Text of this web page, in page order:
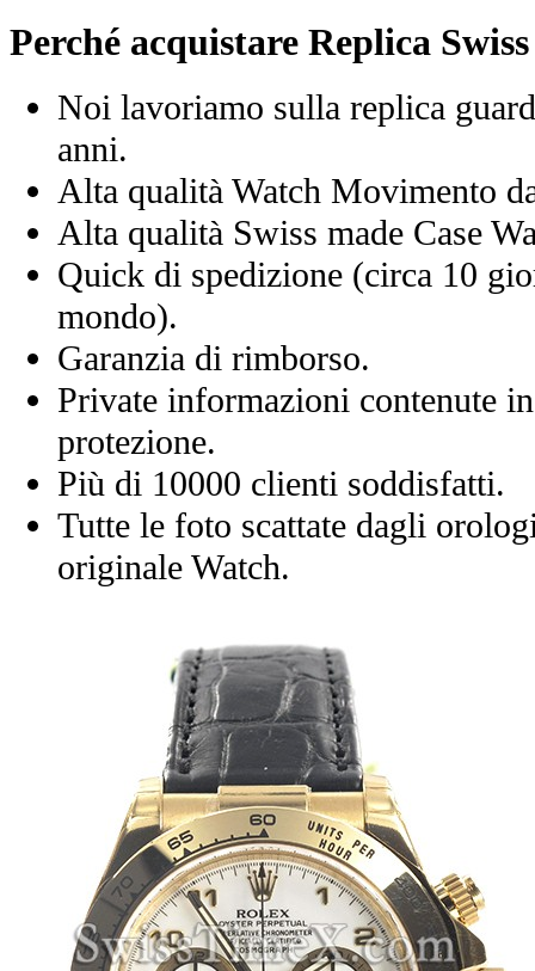
Perché acquistare Replica
Noi lavoriamo sulla replica
anni.
Alta qualità Watch Movimento
Alta qualità Swiss made Case
Quick di spedizione (circa 10
mondo).
Garanzia di rimborso.
Private informazioni contenute
protezione.
Più di 10000 clienti soddisfatti.
Tutte le foto scattate dagli
originale Watch.